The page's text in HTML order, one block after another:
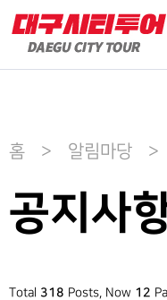
홈 > 알림마당 >
공지사
Total 318 Posts, Now 12